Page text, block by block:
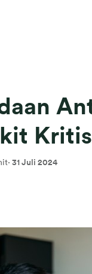
Kritis
· 31 Juli 2024